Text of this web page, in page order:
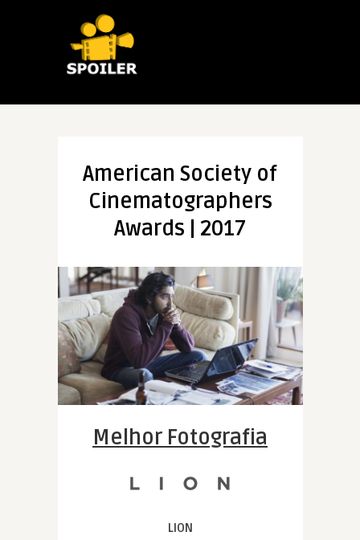
American Society of
Cinematographers
Awards | 2017
Melhor Fotografia
LION